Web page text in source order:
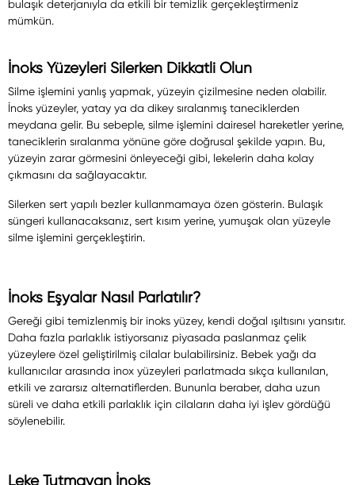
bulaşık deterjanıyla da etkili bir temizlik gerçekleştirmeniz
mümkün.
İnoks Yüzeyleri Silerken Dikkatli Olun
Silme işlemini yanlış yapmak, yüzeyin çizilmesine neden olabilir.
İnoks yüzeyler, yatay ya da dikey sıralanmış taneciklerden
meydana gelir. Bu sebeple, silme işlemini dairesel hareketler yerine,
taneciklerin sıralanma yönüne göre doğrusal şekilde yapın. Bu,
yüzeyin zarar görmesini önleyeceği gibi, lekelerin daha kolay
çıkmasını da sağlayacaktır.
Silerken sert yapılı bezler kullanmamaya özen gösterin. Bulaşık
süngeri kullanacaksanız, sert kısım yerine, yumuşak olan yüzeyle
silme işlemini gerçekleştirin.
İnoks Eşyalar Nasıl Parlatılır?
Gereği gibi temizlenmiş bir inoks yüzey, kendi doğal ışıltısını yansıtır.
Daha fazla parlaklık istiyorsanız piyasada paslanmaz çelik
yüzeylere özel geliştirilmiş cilalar bulabilirsiniz. Bebek yağı da
kullanıcılar arasında inox yüzeyleri parlatmada sıkça kullanılan,
etkili ve zararsız alternatiflerden. Bununla beraber, daha uzun
süreli ve daha etkili parlaklık için cilaların daha iyi işlev gördüğü
söylenebilir.
Leke Tutmayan İnoks